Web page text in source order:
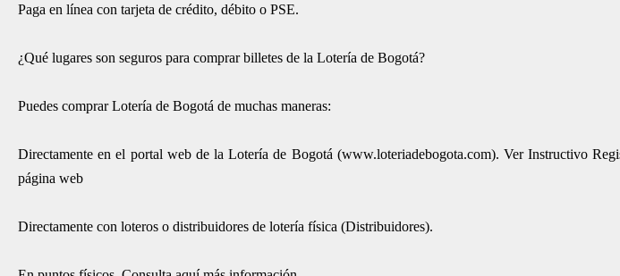
Paga en línea con tarjeta de crédito, débito o PSE.
¿Qué lugares son seguros para comprar billetes de la Lotería de Bogotá?
Puedes comprar Lotería de Bogotá de muchas maneras:
Directamente en el portal web de la Lotería de Bogotá (www.loteriadebogota.com). Ver Instructivo
página web
Directamente con loteros o distribuidores de lotería física (Distribuidores).